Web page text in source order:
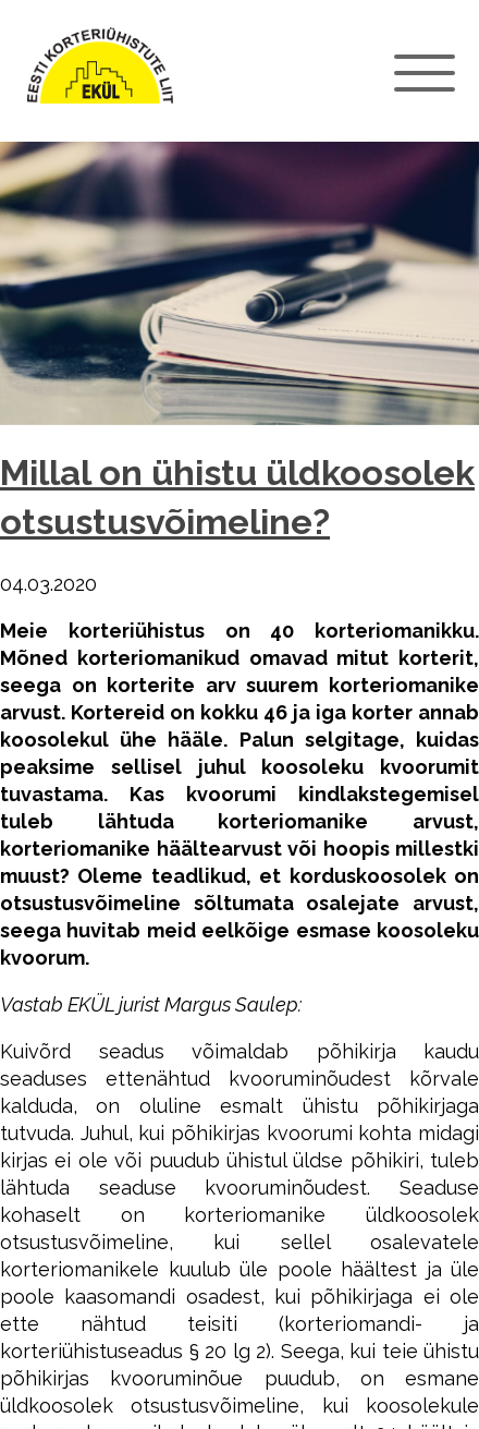
Millal on ühistu üldkoosolek
otsustusvõimeline?
04.03.2020
Meie korteriühistus on 40 korteriomanikku.
Mõned korteriomanikud omavad mitut korterit,
seega on korterite arv suurem korteriomanike
arvust. Kortereid on kokku 46 ja iga korter annab
koosolekul ühe hääle. Palun selgitage, kuidas
peaksime sellisel juhul
koosoleku kvoorumit
tuvastama. Kas kvoorumi
kindlakstegemisel
tuleb lähtuda korteriomanike arvust,
korteriomanike häältearvust või hoopis millestki
muust? Oleme teadlikud, et korduskoosolek on
otsustusvõimeline sõltumata osalejate arvust,
seega huvitab meid eelkõige esmase koosoleku
kvoorum.
Vastab EKÜL jurist Margus Saulep:
Kuivõrd seadus võimaldab põhikirja kaudu
seaduses ettenähtud kvooruminõudest kõrvale
kalduda, on oluline esmalt ühistu põhikirjaga
tutvuda. Juhul, kui põhikirjas kvoorumi kohta midagi
kirjas ei ole või puudub ühistul üldse põhikiri, tuleb
lähtuda seaduse kvooruminõudest. Seaduse
kohaselt on korteriomanike üldkoosolek
otsustusvõimeline, kui sellel osalevatele
korteriomanikele kuulub üle poole häältest ja üle
poole kaasomandi osadest, kui põhikirjaga ei ole
ette nähtud teisiti (korteriomandi- ja
korteriühistuseadus § 20 lg 2). Seega, kui teie ühistu
põhikirjas kvooruminõue puudub, on esmane
üldkoosolek otsustusvõimeline, kui koosolekule